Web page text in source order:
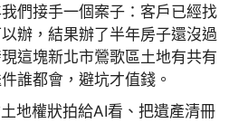
們接手一個案子：客戶已經找
辦，結果辦了半年房子還沒過
這塊新北市鶯歌區土地有共有
誰都會，避坑才值錢。
地權狀拍給AI看、把遺產清冊